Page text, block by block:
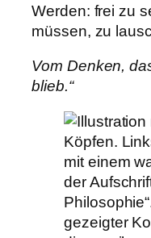
Werden: frei zu
müssen, zu
Vom Denken,
blieb.“